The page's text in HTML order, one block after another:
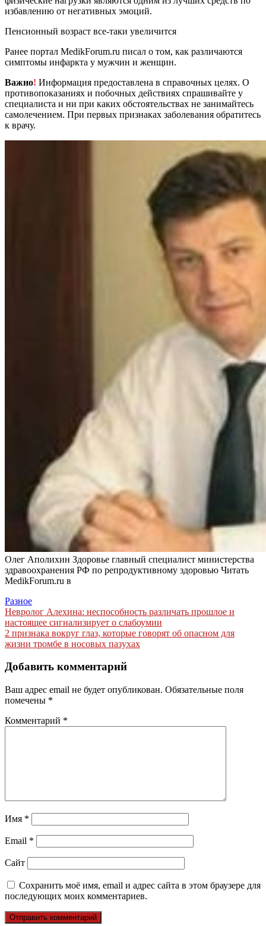
избавлению от негативных эмоций.
Пенсионный возраст все-таки увеличится
Ранее портал MedikForum.ru писал о том, как различаются
симптомы инфаркта у мужчин и женщин.
Важно! Информация предоставлена в справочных целях. О
противопоказаниях и побочных действиях спрашивайте у
специалиста и ни при каких обстоятельствах не занимайтесь
самолечением. При первых признаках заболевания обратитесь
к врачу.
Олег Аполихин Здоровье главный специалист министерства
здравоохранения РФ по репродуктивному здоровью Читать
MedikForum.ru в
Разное
Навигация
по
записям
Невролог Алехина: неспособность различать прошлое и
настоящее сигнализирует о слабоумии
2 признака вокруг глаз, которые говорят об опасном для
жизни тромбе в носовых пазухах
Добавить комментарий
Ваш адрес email не будет опубликован. Обязательные поля
помечены *
Комментарий *
Имя *
Email *
Сайт
Сохранить моё имя, email и адрес сайта в этом браузере для
последующих моих комментариев.